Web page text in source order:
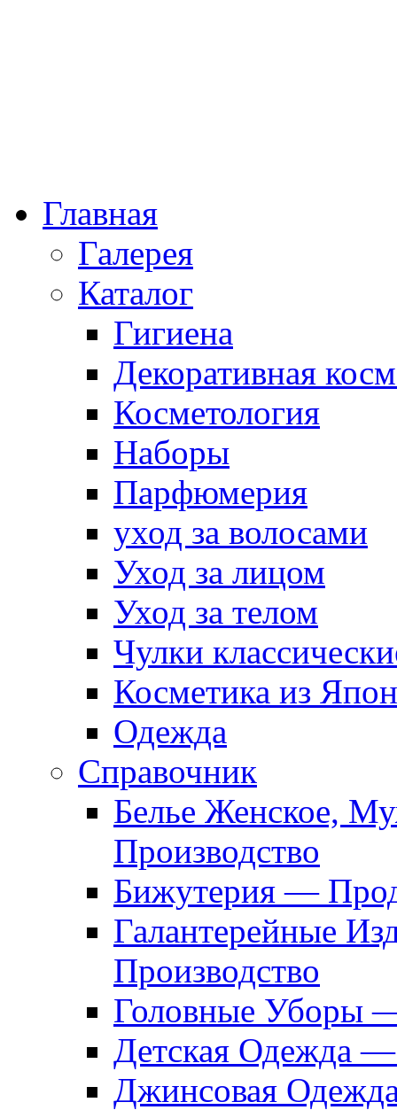
Главная
Галерея
Каталог
Гигиена
Декоративная
Косметология
Наборы
Парфюмерия
уход за волосами
Уход за лицом
Уход за телом
Чулки
Косметика из
Одежда
Справочник
Белье Женское,
Производство
Бижутерия —
Галантерейные
Производство
Головные Уборы
Детская Одежда
Джинсовая